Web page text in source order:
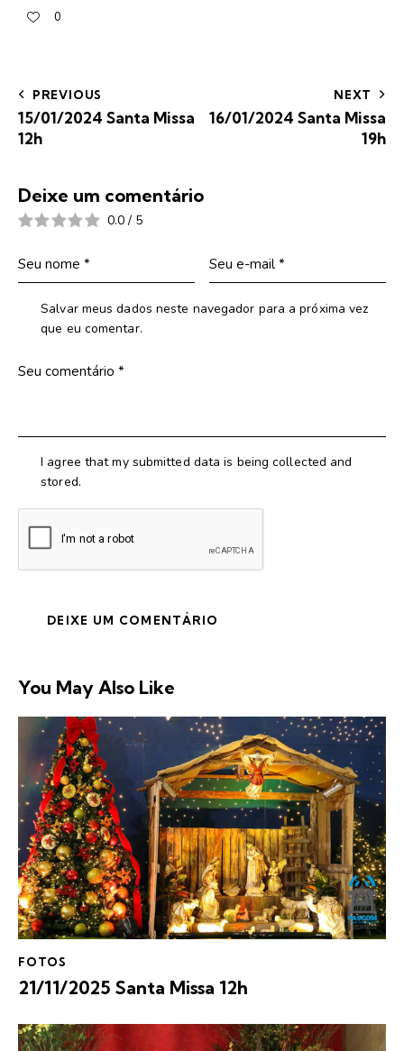
0
PREVIOUS
15/01/2024 Santa Missa
12h
NEXT
16/01/2024 Santa Missa
19h
Deixe um comentário
0.0 / 5
Salvar meus dados neste navegador para a próxima vez
que eu comentar.
I agree that my submitted data is being collected and
stored.
You May Also Like
FOTOS
21/11/2025 Santa Missa 12h